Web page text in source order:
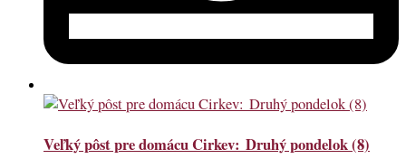
Veľký pôst pre domácu Cirkev: Druhý pondelok (8)